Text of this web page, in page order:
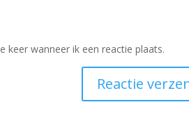
keer wanneer ik een reactie plaats.